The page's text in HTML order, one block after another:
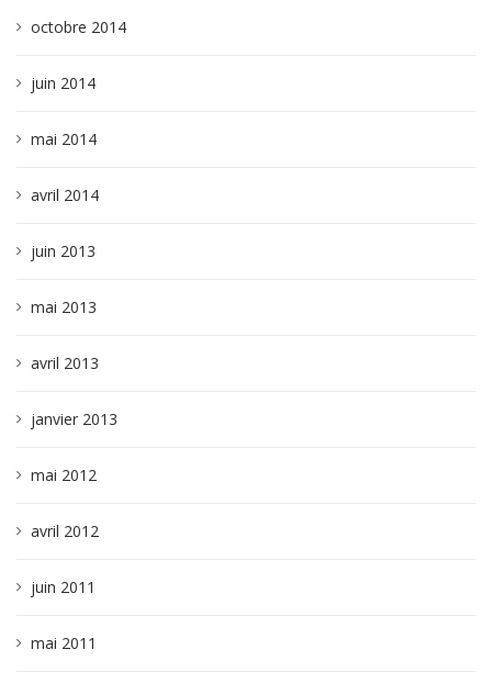
octobre 2014
juin 2014
mai 2014
avril 2014
juin 2013
mai 2013
avril 2013
janvier 2013
mai 2012
avril 2012
juin 2011
mai 2011